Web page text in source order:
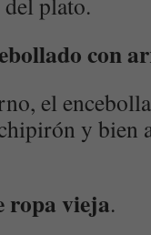
con
el
y bien
ropa vieja.